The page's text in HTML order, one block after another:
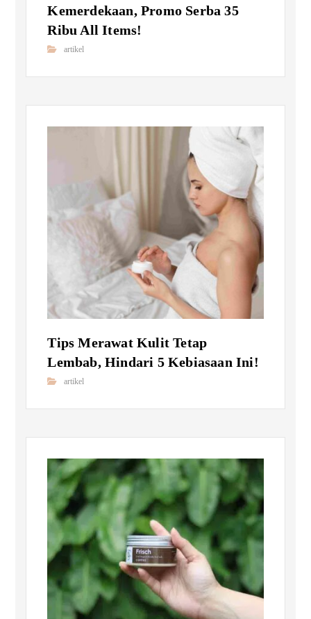
Kemerdekaan, Promo Serba 35
Ribu All Items!
artikel
Tips Merawat Kulit Tetap
Lembab, Hindari 5 Kebiasaan Ini!
artikel